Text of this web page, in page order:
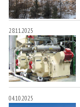
28.11.2025
04.10.2025